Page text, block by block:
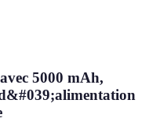
5000 mAh,